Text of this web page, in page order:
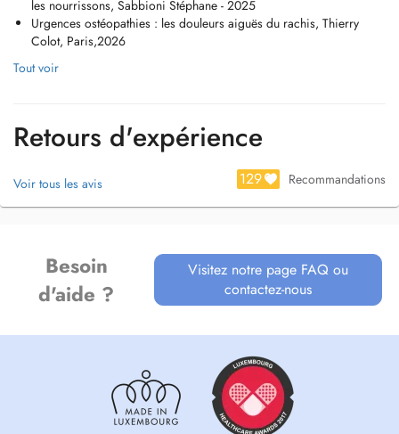
digestifs, les douleurs liées au stress ou encore les troubles du
sommeil...
les nourrissons, Sabbioni Stéphane - 2025
Urgences ostéopathies : les douleurs aiguës du rachis, Thierry
Colot, Paris,2026
Tout voir
Retours d'expérience
Voir tous les avis 129 Recommandations
Besoin
d'aide ?
Visitez notre page FAQ ou
contactez-nous